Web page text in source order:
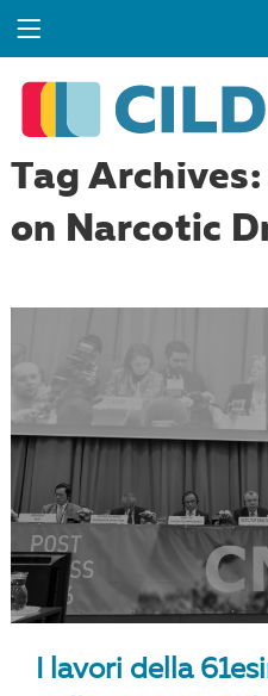
Tag
on Narcotic
I lavori della